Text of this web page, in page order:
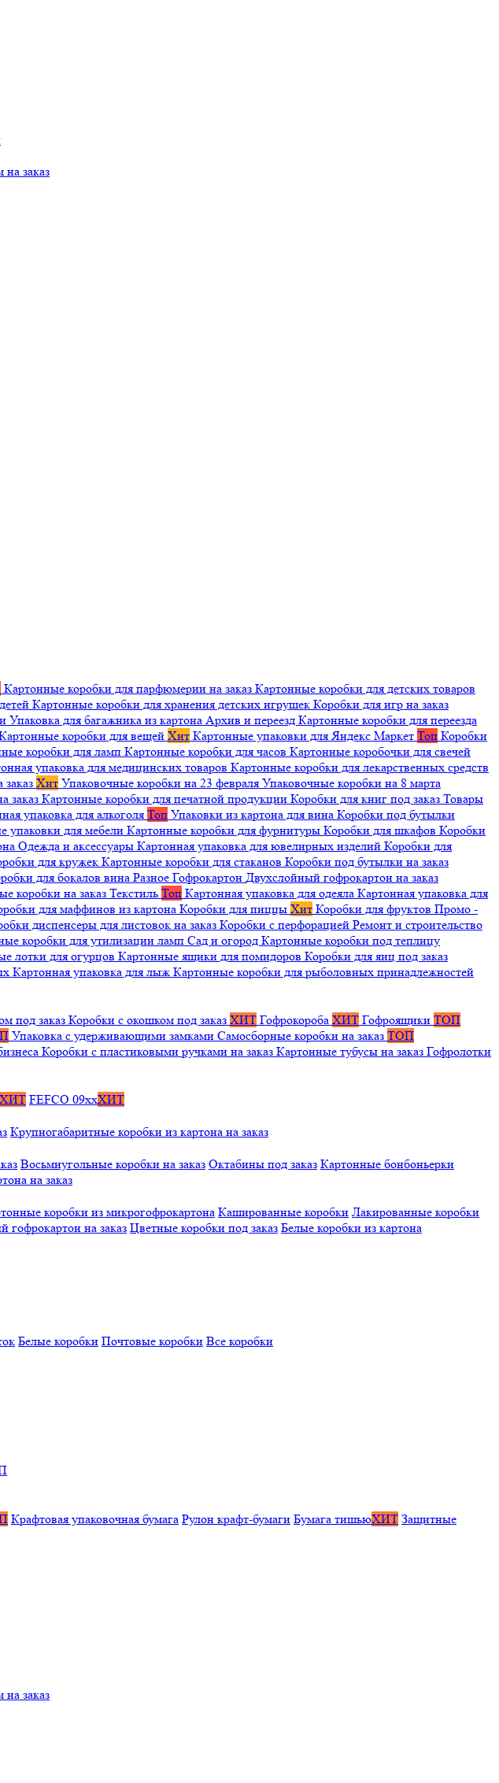
заказ
Картонные коробки для парфюмерии на заказ Картонные коробки для детских товаров
Картонные коробки для хранения детских игрушек Коробки для игр на заказ
Упаковка для багажника из картона Архив и переезд Картонные коробки для переезда
коробки для вещей Хит Картонные упаковки для Яндекс Маркет Топ Коробки
коробки для ламп Картонные коробки для часов Картонные коробочки для свечей
упаковка для медицинских товаров Картонные коробки для лекарственных средств
Хит Упаковочные коробки на 23 февраля Упаковочные коробки на 8 марта
заказ Картонные коробки для печатной продукции Коробки для книг под заказ Товары
упаковка для алкоголя Топ Упаковки из картона для вина Коробки под бутылки
упаковки для мебели Картонные коробки для фурнитуры Коробки для шкафов Коробки
Одежда и аксессуары Картонная упаковка для ювелирных изделий Коробки для
для кружек Картонные коробки для стаканов Коробки под бутылки на заказ
для бокалов вина Разное Гофрокартон Двухслойный гофрокартон на заказ
коробки на заказ Текстиль Топ Картонная упаковка для одеяла Картонная упаковка для
для маффинов из картона Коробки для пиццы Хит Коробки для фруктов Промо -
диспенсеры для листовок на заказ Коробки с перфорацией Ремонт и строительство
коробки для утилизации ламп Сад и огород Картонные коробки под теплицу
лотки для огурцов Картонные ящики для помидоров Коробки для яиц под заказ
Картонная упаковка для лыж Картонные коробки для рыболовных принадлежностей
под заказ Коробки с окошком под заказ ХИТ Гофрокороба ХИТ Гофроящики ТОП
Упаковка с удерживающими замками Самосборные коробки на заказ ТОП
Коробки с пластиковыми ручками на заказ Картонные тубусы на заказ Гофролотки
ХИТ FEFCO 09xxХИТ
Крупногабаритные коробки из картона на заказ
Восьмиугольные коробки на заказ Октабины под заказ Картонные бонбоньерки
на заказ
коробки из микрогофрокартона Кашированные коробки Лакированные коробки
гофрокартон на заказ Цветные коробки под заказ Белые коробки из картона
Белые коробки Почтовые коробки Все коробки
Крафтовая упаковочная бумага Рулон крафт-бумаги Бумага тишьюХИТ Защитные
заказ